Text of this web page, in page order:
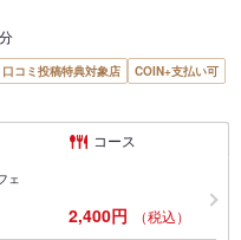
口コミ投稿特典対象店
COIN+支払い可
コース
ェ
2,400円 （税込）